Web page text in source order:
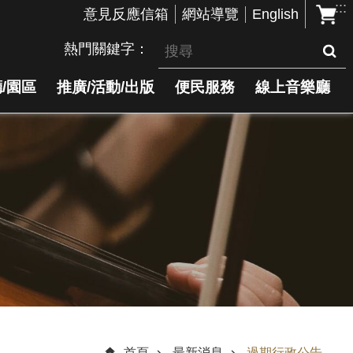
:::
意見反應信箱 網站導覽 English
熱門關鍵字
園區 推廣/活動/出版 便民服務 線上音樂廳